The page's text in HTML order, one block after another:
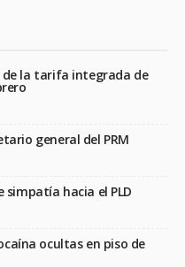
de la tarifa integrada de
general del PRM
simpatía hacia el PLD
ocultas en piso de